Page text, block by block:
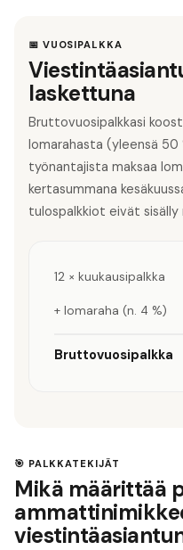
📅 VUOSIPALKKA
laskettuna
Bruttovuosipalkkasi
lomarahasta (yleensä 50
työnantajista maksaa
kertasummana
tulospalkkiot eivät sisälly
12 × kuukausipalkka
+ lomaraha (n. 4 %)
Bruttovuosipalkka
🎯 PALKKATEKIJÄT
Mikä määrittää